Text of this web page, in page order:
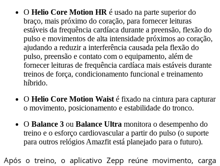
O Helio Core Motion HR é usado na parte superior do
braço, mais próximo do coração, para fornecer leituras
estáveis ​​da frequência cardíaca durante a preensão, flexão do
pulso e movimentos de alta intensidade próximos ao coração,
ajudando a reduzir a interferência causada pela flexão do
pulso, preensão e contato com o equipamento, além de
fornecer leituras de frequência cardíaca mais estáveis ​​durante
treinos de força, condicionamento funcional e treinamento
híbrido.
O Helio Core Motion Waist é fixado na cintura para capturar
o movimento, posicionamento e estabilidade do tronco.
O Balance 3 ou Balance Ultra monitora o desempenho do
treino e o esforço cardiovascular a partir do pulso (o suporte
para outros relógios Amazfit está planejado para o futuro).
Após o treino, o aplicativo Zepp reúne movimento, carga